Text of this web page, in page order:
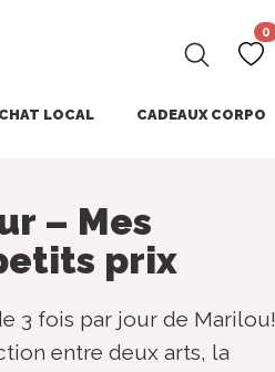
0
LOCAL CADEAUX CORPO
– Mes
prix
3 fois par jour de Marilou!
entre deux arts, la